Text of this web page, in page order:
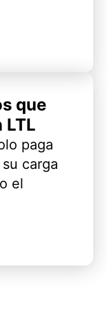
que
LTL
paga
carga
el